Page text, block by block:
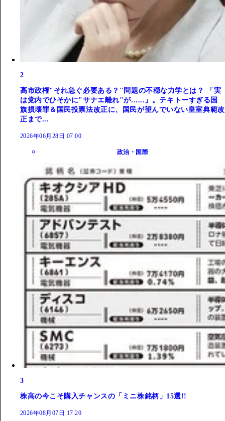
2
高市政権"それ急ぐ必要ある？"問題の不穏な力学とは？ 「実
は党内でひそかに"サナエ離れ"が......」。テキトーすぎる国
旗損壊罪＆国民投票法改正に、国民が望んでいない皇室典範改
正まで...
2026年06月28日 07:00
政治・国際
3
株高の今こそ購入チャンスの「ミニ株銘柄」15選!!
2026年08月07日 17:20